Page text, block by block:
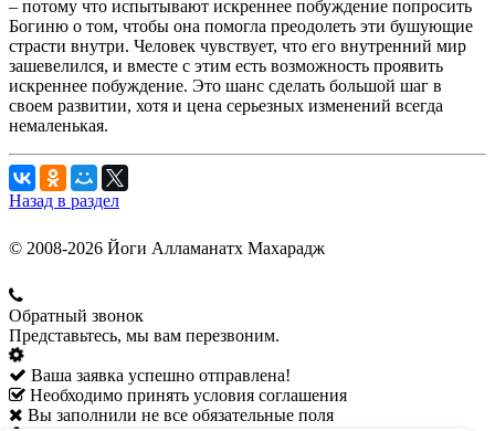
– потому что испытывают искреннее побуждение попросить
Богиню о том, чтобы она помогла преодолеть эти бушующие
страсти внутри. Человек чувствует, что его внутренний мир
зашевелился, и вместе с этим есть возможность проявить
искреннее побуждение. Это шанс сделать большой шаг в
своем развитии, хотя и цена серьезных изменений всегда
немаленькая.
Назад в раздел
© 2008-2026 Йоги Алламанатх Махарадж
Обратный звонок
Представьтесь, мы вам перезвоним.
Ваша заявка успешно отправлена!
Необходимо принять условия соглашения
Вы заполнили не все обязательные поля